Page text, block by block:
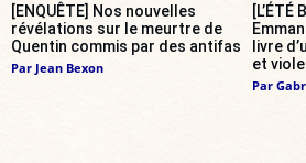
[ENQUÊTE] Nos nouvelles
révélations sur le meurtre de
Quentin commis par des antifas
Par Jean Bexon
livre
et
Par